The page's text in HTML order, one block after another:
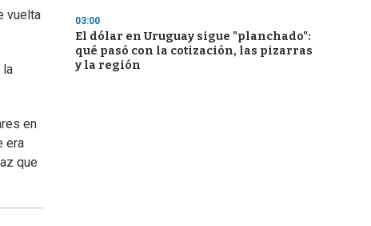
vuelta
la
en
era
que
03:00
El dólar en Uruguay sigue "planchado":
qué pasó con la cotización, las pizarras
y la región